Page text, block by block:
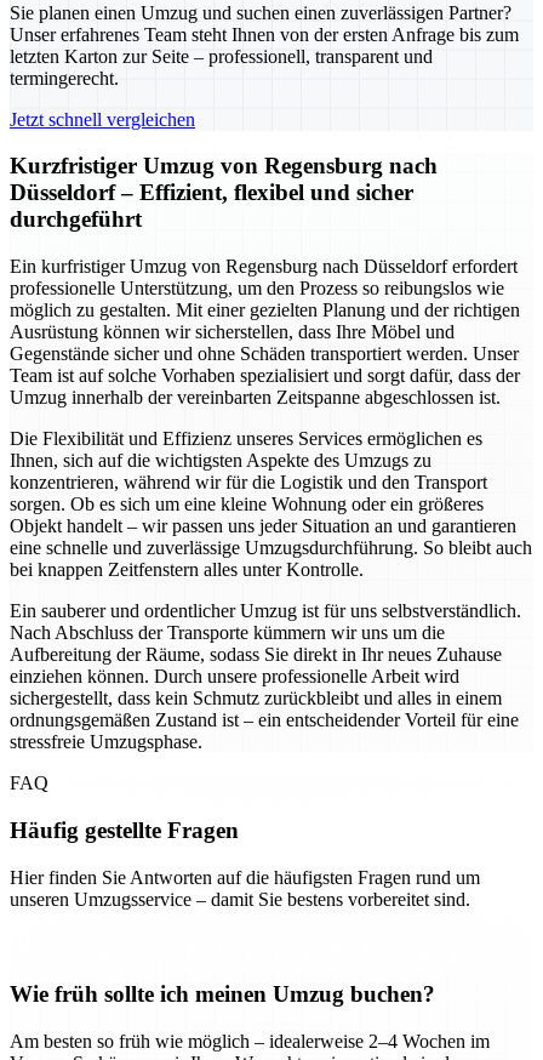
Sie planen einen Umzug und suchen einen zuverlässigen Partner?
Unser erfahrenes Team steht Ihnen von der ersten Anfrage bis zum
letzten Karton zur Seite – professionell, transparent und
termingerecht.
Jetzt schnell vergleichen
Kurzfristiger Umzug von Regensburg nach
Düsseldorf – Effizient, flexibel und sicher
durchgeführt
Ein kurfristiger Umzug von Regensburg nach Düsseldorf erfordert
professionelle Unterstützung, um den Prozess so reibungslos wie
möglich zu gestalten. Mit einer gezielten Planung und der richtigen
Ausrüstung können wir sicherstellen, dass Ihre Möbel und
Gegenstände sicher und ohne Schäden transportiert werden. Unser
Team ist auf solche Vorhaben spezialisiert und sorgt dafür, dass der
Umzug innerhalb der vereinbarten Zeitspanne abgeschlossen ist.
Die Flexibilität und Effizienz unseres Services ermöglichen es
Ihnen, sich auf die wichtigsten Aspekte des Umzugs zu
konzentrieren, während wir für die Logistik und den Transport
sorgen. Ob es sich um eine kleine Wohnung oder ein größeres
Objekt handelt – wir passen uns jeder Situation an und garantieren
eine schnelle und zuverlässige Umzugsdurchführung. So bleibt auch
bei knappen Zeitfenstern alles unter Kontrolle.
Ein sauberer und ordentlicher Umzug ist für uns selbstverständlich.
Nach Abschluss der Transporte kümmern wir uns um die
Aufbereitung der Räume, sodass Sie direkt in Ihr neues Zuhause
einziehen können. Durch unsere professionelle Arbeit wird
sichergestellt, dass kein Schmutz zurückbleibt und alles in einem
ordnungsgemäßen Zustand ist – ein entscheidender Vorteil für eine
stressfreie Umzugsphase.
FAQ
Häufig gestellte Fragen
Hier finden Sie Antworten auf die häufigsten Fragen rund um
unseren Umzugsservice – damit Sie bestens vorbereitet sind.
Wie früh sollte ich meinen Umzug buchen?
Am besten so früh wie möglich – idealerweise 2–4 Wochen im